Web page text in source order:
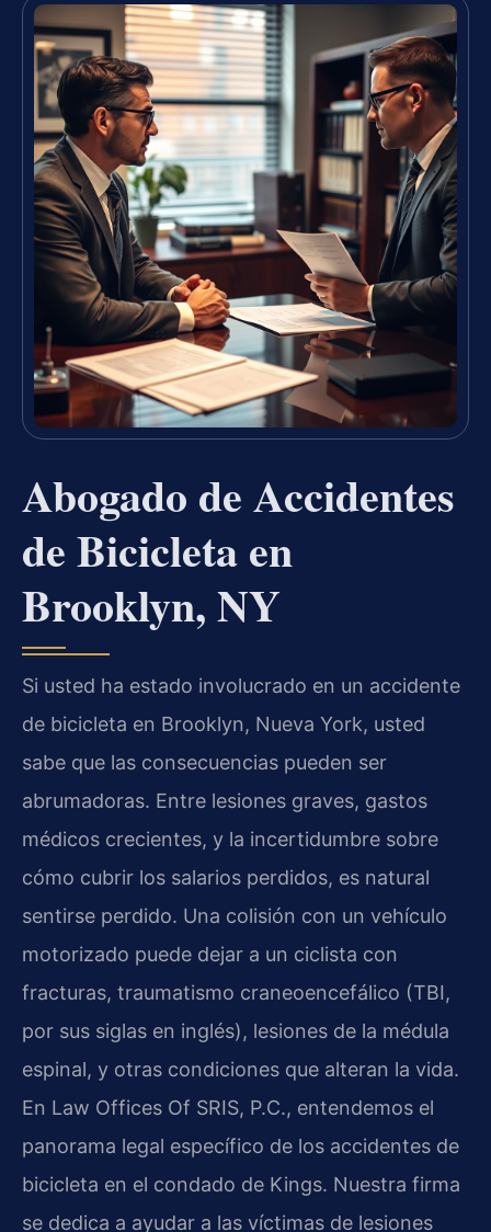
Abogado de Accidentes
de Bicicleta en
Brooklyn, NY
Si usted ha estado involucrado en un accidente
de bicicleta en Brooklyn, Nueva York, usted
sabe que las consecuencias pueden ser
abrumadoras. Entre lesiones graves, gastos
médicos crecientes, y la incertidumbre sobre
cómo cubrir los salarios perdidos, es natural
sentirse perdido. Una colisión con un vehículo
motorizado puede dejar a un ciclista con
fracturas, traumatismo craneoencefálico (TBI,
por sus siglas en inglés), lesiones de la médula
espinal, y otras condiciones que alteran la vida.
En Law Offices Of SRIS, P.C., entendemos el
panorama legal específico de los accidentes de
bicicleta en el condado de Kings. Nuestra firma
se dedica a ayudar a las víctimas de lesiones